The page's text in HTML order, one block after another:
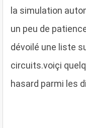
la simulation
un peu de
dévoilé une liste
circuits.voiçi
hasard parmi les